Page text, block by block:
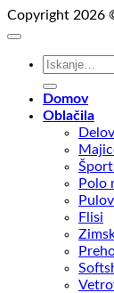
Copyright 2026
Išči:
Domov
Oblačila
Polo
Flisi